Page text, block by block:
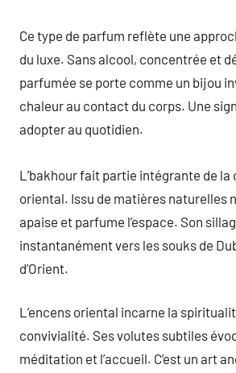
Ce type de parfum reflète une
du luxe. Sans alcool, concentrée et
parfumée se porte comme un bijou
chaleur au contact du corps. Une
adopter au quotidien.
L’bakhour fait partie intégrante de
oriental. Issu de matières naturelles
apaise et parfume l’espace. Son
instantanément vers les souks de
d’Orient.
L’encens oriental incarne la
convivialité. Ses volutes subtiles
méditation et l’accueil. C’est un art